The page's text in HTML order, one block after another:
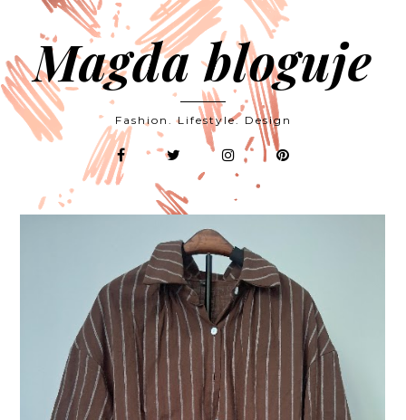
Magda bloguje
Fashion. Lifestyle. Design